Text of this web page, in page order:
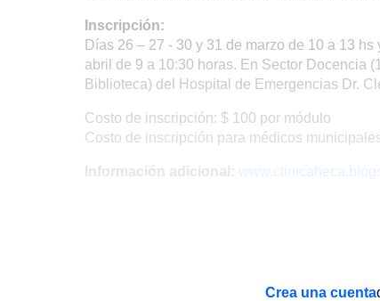
Inscripción:
Días 26 – 27 - 30 y 31 de marzo de 10 a 13 hs
abril de 9 a 10:30 horas. En Sector Docencia
Biblioteca) del Hospital de Emergencias Dr.
Costo de inscripción: $ 100 por módulo
Costo de inscripción para médicos
Información adicional:
Crea una cuenta